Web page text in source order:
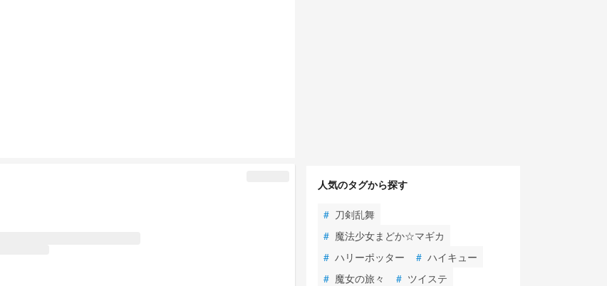
人気のタグから探す
# 刀剣乱舞
# 魔法少女まどか☆マギカ
# ハリーポッター # ハイキュー
# 魔女の旅々 # ツイステ